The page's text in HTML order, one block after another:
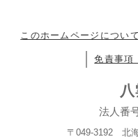
このホームページについて
免責事項
法人番
〒049-3192 北